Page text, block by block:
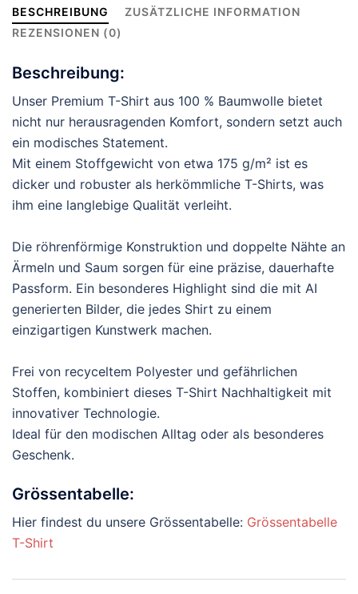
BESCHREIBUNG
ZUSÄTZLICHE INFORMATION
REZENSIONEN (0)
Beschreibung:
Unser Premium T-Shirt aus 100 % Baumwolle bietet
nicht nur herausragenden Komfort, sondern setzt auch
ein modisches Statement.
Mit einem Stoffgewicht von etwa 175 g/m² ist es
dicker und robuster als herkömmliche T-Shirts, was
ihm eine langlebige Qualität verleiht.
Die röhrenförmige Konstruktion und doppelte Nähte an
Ärmeln und Saum sorgen für eine präzise, dauerhafte
Passform. Ein besonderes Highlight sind die mit AI
generierten Bilder, die jedes Shirt zu einem
einzigartigen Kunstwerk machen.
Frei von recyceltem Polyester und gefährlichen
Stoffen, kombiniert dieses T-Shirt Nachhaltigkeit mit
innovativer Technologie.
Ideal für den modischen Alltag oder als besonderes
Geschenk.
Grössentabelle:
Hier findest du unsere Grössentabelle: Grössentabelle
T-Shirt